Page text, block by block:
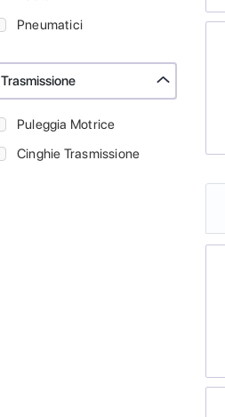
Pneumatici
Trasmissione
Puleggia Motrice
Cinghie Trasmissione